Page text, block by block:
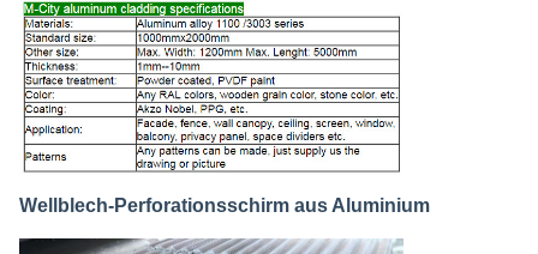
Wellblech-Perforationsschirm aus Aluminium